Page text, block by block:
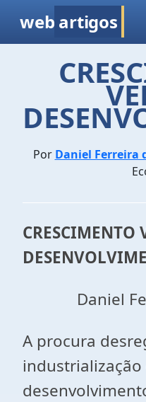
web artigos
Por Daniel Ferreira
CRESCIMENTO
Daniel
A procura
industrialização